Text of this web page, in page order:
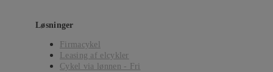
Løsninger
Firmacykel
Leasing af elcykler
Cykel via lønnen - Fri